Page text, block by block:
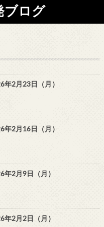
ブログ
年2月23日（月）
年2月16日（月）
年2月9日（月）
年2月2日（月）